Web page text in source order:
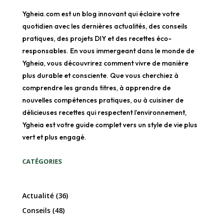
Ygheia.com est un blog innovant qui éclaire votre
quotidien avec les dernières actualités, des conseils
pratiques, des projets DIY et des recettes éco-
responsables. En vous immergeant dans le monde de
Ygheia, vous découvrirez comment vivre de manière
plus durable et consciente. Que vous cherchiez à
comprendre les grands titres, à apprendre de
nouvelles compétences pratiques, ou à cuisiner de
délicieuses recettes qui respectent l’environnement,
Ygheia est votre guide complet vers un style de vie plus
vert et plus engagé.
CATÉGORIES
Actualité(36)
Conseils(48)